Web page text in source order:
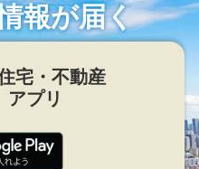
報が届く
宅・不動産
アプリ